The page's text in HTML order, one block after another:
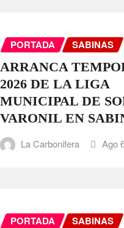
PORTADA SABINAS
ARRANCA
2026 DE LA LIGA
MUNICIPAL DE
VARONIL EN
La Carbonifera Ago
PORTADA SABINAS